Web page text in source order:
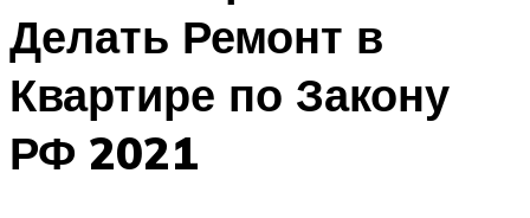
Делать Ремонт в
Квартире по Закону
РФ 2021